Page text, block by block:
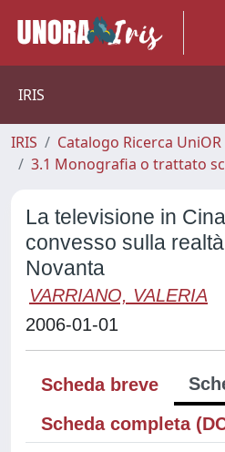
IRIS
IRIS Catalogo Ricerca UniOR
3.1 Monografia o trattato
La televisione in
convesso sulla
Novanta
VARRIANO, VALERIA
2006-01-01
Scheda breve
Scheda completa